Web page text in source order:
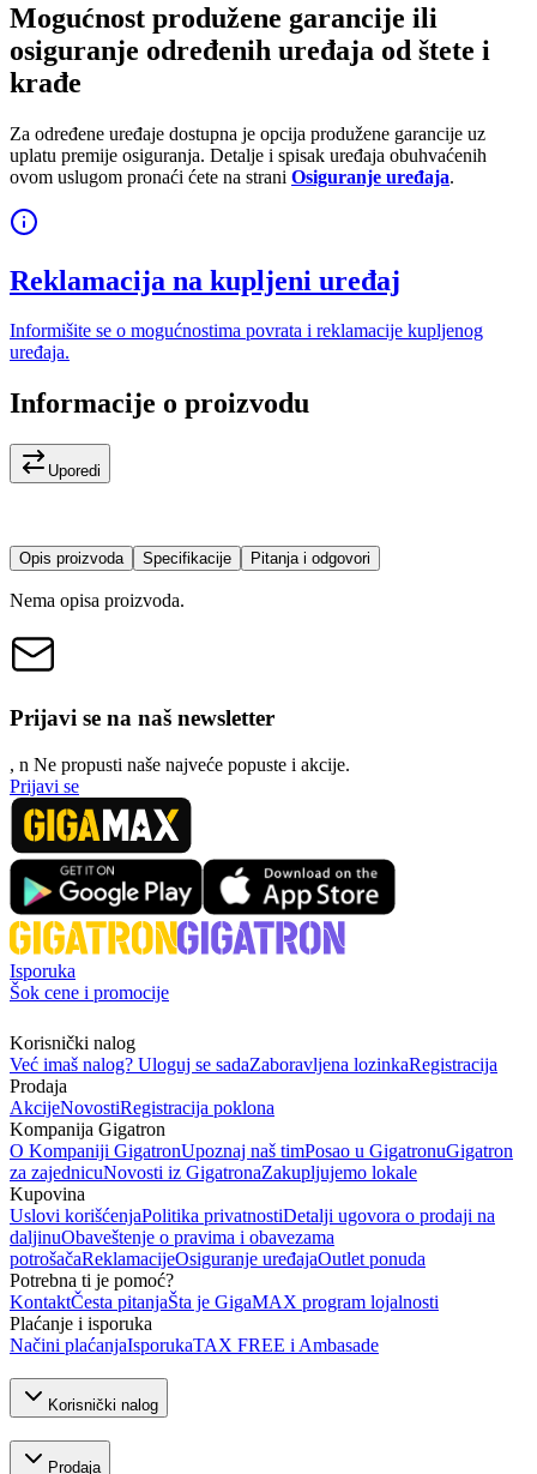
Mogućnost produžene garancije ili
osiguranje određenih uređaja od štete i
krađe
Za određene uređaje dostupna je opcija produžene garancije uz
uplatu premije osiguranja. Detalje i spisak uređaja obuhvaćenih
ovom uslugom pronaći ćete na strani Osiguranje uređaja.
Reklamacija na kupljeni uređaj
Informišite se o mogućnostima povrata i reklamacije kupljenog
uređaja.
Informacije o proizvodu
Uporedi
Opis proizvoda Specifikacije Pitanja i odgovori
Nema opisa proizvoda.
Prijavi se na naš newsletter
, n Ne propusti naše najveće popuste i akcije.
Prijavi se
Isporuka
Šok cene i promocije
Korisnički nalog
Već imaš nalog? Uloguj se sadaZaboravljena lozinkaRegistracija
Prodaja
AkcijeNovostiRegistracija poklona
Kompanija Gigatron
O Kompaniji GigatronUpoznaj naš timPosao u GigatronuGigatron
za zajednicuNovosti iz GigatronaZakupljujemo lokale
Kupovina
Uslovi korišćenjaPolitika privatnostiDetalji ugovora o prodaji na
daljinuObaveštenje o pravima i obavezama
potrošačaReklamacijeOsiguranje uređajaOutlet ponuda
Potrebna ti je pomoć?
KontaktČesta pitanjaŠta je GigaMAX program lojalnosti
Plaćanje i isporuka
Načini plaćanjaIsporukaTAX FREE i Ambasade
Korisnički nalog
Prodaja